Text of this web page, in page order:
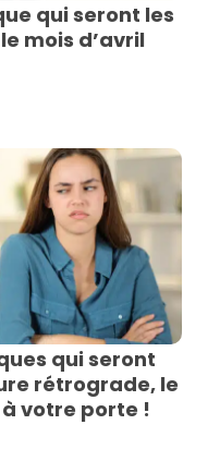
qui seront les
mois d’avril
qui seront
rétrograde, le
votre porte !